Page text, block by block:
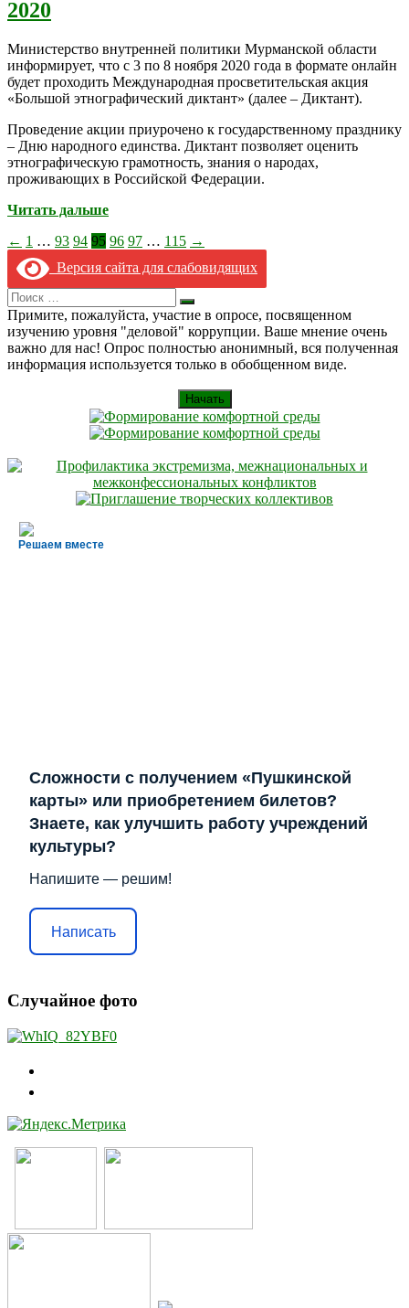
2020
Министерство внутренней политики Мурманской области
информирует, что с 3 по 8 ноября 2020 года в формате онлайн
будет проходить Международная просветительская акция
«Большой этнографический диктант» (далее – Диктант).
Проведение акции приурочено к государственному празднику
– Дню народного единства. Диктант позволяет оценить
этнографическую грамотность, знания о народах,
проживающих в Российской Федерации.
Читать дальше
Пагинация
записей
← 1 … 93 94 95 96 97 … 115 →
Версия сайта для слабовидящих
Search
for:
Искать
Примите, пожалуйста, участие в опросе, посвященном
изучению уровня "деловой" коррупции. Ваше мнение очень
важно для нас! Опрос полностью анонимный, вся полученная
информация используется только в обобщенном виде.
Начать
Решаем вместе
Сложности с получением «Пушкинской
карты» или приобретением билетов?
Знаете, как улучшить работу учреждений
культуры?
Напишите — решим!
Написать
Случайное фото